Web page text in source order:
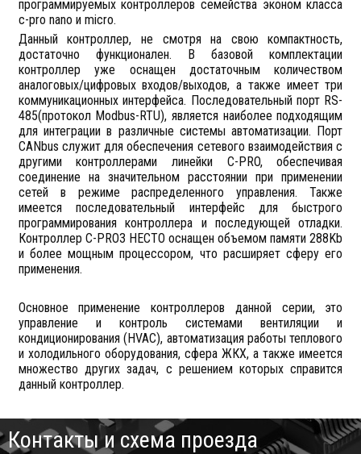
программируемых контроллеров семейства эконом класса
c-pro nano и micro.
Данный контроллер, не смотря на свою компактность,
достаточно функционален. В базовой комплектации
контроллер уже оснащен достаточным количеством
аналоговых/цифровых входов/выходов, а также имеет три
коммуникационных интерфейса. Последовательный порт RS-
485(протокол Modbus-RTU), является наиболее подходящим
для интеграции в различные системы автоматизации. Порт
CANbus служит для обеспечения сетевого взаимодействия с
другими контроллерами линейки C-PRO, обеспечивая
соединение на значительном расстоянии при применении
сетей в режиме распределенного управления. Также
имеется последовательный интерфейс для быстрого
программирования контроллера и последующей отладки.
Контроллер C-PRO3 HECTO оснащен объемом памяти 288Kb
и более мощным процессором, что расширяет сферу его
применения.
Основное применение контроллеров данной серии, это
управление и контроль системами вентиляции и
кондиционирования (HVAC), автоматизация работы теплового
и холодильного оборудования, сфера ЖКХ, а также имеется
множество других задач, с решением которых справится
данный контроллер.
Контакты и схема проезда